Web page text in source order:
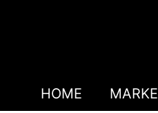
HOME MARKE